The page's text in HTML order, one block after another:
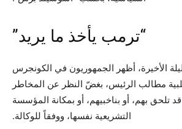
“ترمب يأخذ ما يريد”
الأخيرة، أظهر الجمهوريون في الكونجرس
مطالب الرئيس، بغضّ النظر عن المخاطر
تلحق بهم، أو بناخبيهم، أو بمكانة المؤسسة
التشريعية نفسها، ووفقاً للوكالة.